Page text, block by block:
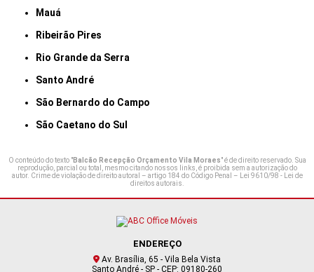
Mauá
Ribeirão Pires
Rio Grande da Serra
Santo André
São Bernardo do Campo
São Caetano do Sul
O conteúdo do texto "Balcão Recepção Orçamento Vila Moraes" é de direito reservado. Sua
reprodução, parcial ou total, mesmo citando nossos links, é proibida sem a autorização do
autor. Crime de violação de direito autoral – artigo 184 do Código Penal – Lei 9610/98 - Lei de
direitos autorais.
ENDEREÇO
Av. Brasília, 65 - Vila Bela Vista
Santo André - SP - CEP: 09180-260